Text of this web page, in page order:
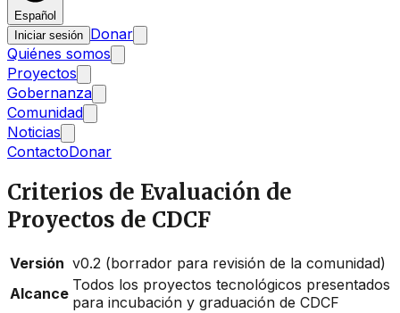
Español
Iniciar sesión Donar
Quiénes somos
Proyectos
Gobernanza
Comunidad
Noticias
ContactoDonar
Criterios de Evaluación de
Proyectos de CDCF
Versión v0.2 (borrador para revisión de la comunidad)
Alcance Todos los proyectos tecnológicos presentados
para incubación y graduación de CDCF